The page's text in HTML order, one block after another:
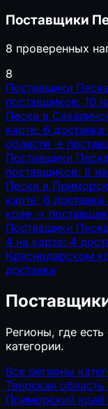
Поставщики
8 проверенных
8
Поставщики
поставщиков: 10
Песка в
карте: 6 доставка
области →
Поставщики
поставщиков: 6
Песка в
карте: 6 доставка
крае →
Поставщики
4 на карте: 4
Краснодарском
доставка
Регионы, где
категории.
Все регионы
Тверская область
Приморский край